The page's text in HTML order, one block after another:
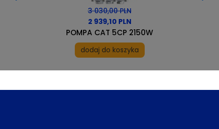
2 078,70 PLN
1 891,62 PLN
POMPA HAWK NMT 1220SCWR PRAWA
dodaj do koszyka